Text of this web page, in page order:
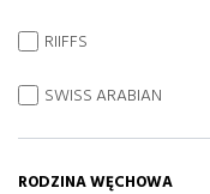
RIIFFS
SWISS ARABIAN
RODZINA WĘCHOWA